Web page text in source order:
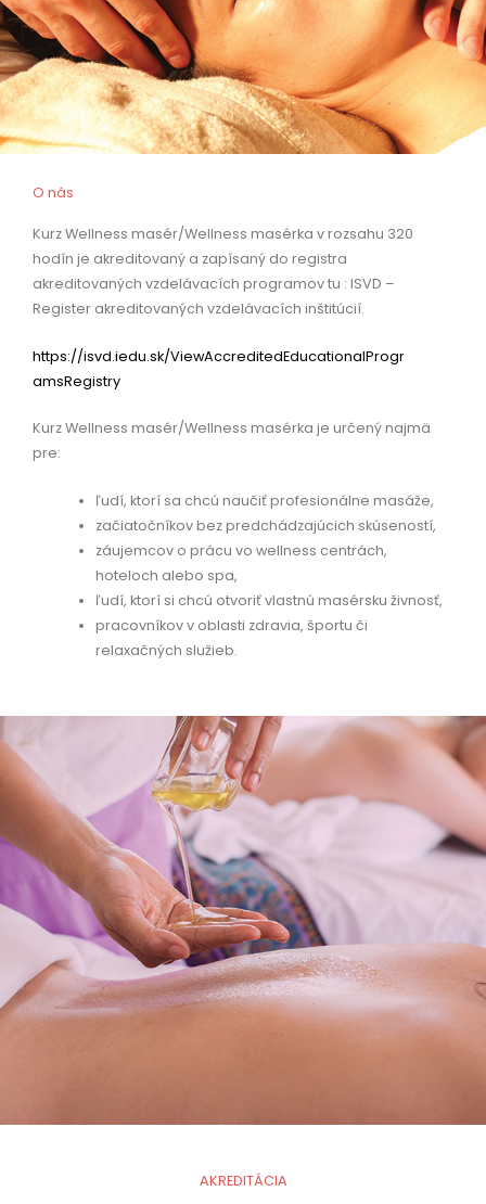
O nás
Kurz Wellness masér/Wellness masérka v rozsahu 320
hodín je akreditovaný a zapísaný do registra
akreditovaných vzdelávacích programov tu : ISVD –
Register akreditovaných vzdelávacích inštitúcií.
https://isvd.iedu.sk/ViewAccreditedEducationalProgr
amsRegistry
Kurz Wellness masér/Wellness masérka je určený najmä
pre:
ľudí, ktorí sa chcú naučiť profesionálne masáže,
začiatočníkov bez predchádzajúcich skúseností,
záujemcov o prácu vo wellness centrách,
hoteloch alebo spa,
ľudí, ktorí si chcú otvoriť vlastnú masérsku živnosť,
pracovníkov v oblasti zdravia, športu či
relaxačných služieb.
AKREDITÁCIA